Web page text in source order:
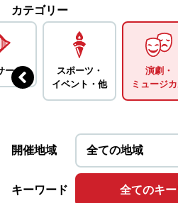
カテゴリー
ート
スポーツ・
イベント・ 他
演劇・
ミュージ
開催地域
キーワード 全てのキ